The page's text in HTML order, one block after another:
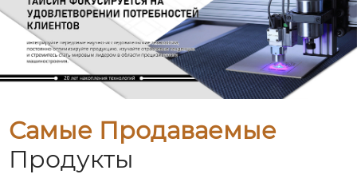
Самые Продаваемые
Продукты